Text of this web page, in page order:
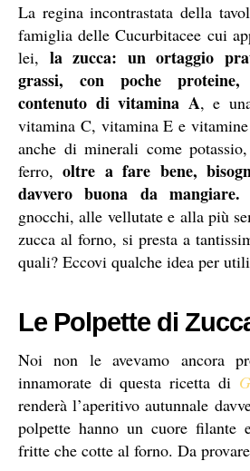
La regina incontrastata della
famiglia delle Cucurbitacee cui
lei, la zucca: un ortaggio
grassi, con poche proteine,
contenuto di vitamina A, e
vitamina C, vitamina E e
anche di minerali come
ferro,oltre a fare bene,
davvero buona da mangiare.
gnocchi, alle vellutate e alla più
zucca al forno, si presta a
quali? Eccovi qualche idea per
Le Polpette di
Noi non le avevamo ancora
innamorate di questa ricetta di
renderà l’aperitivo autunnale
polpette hanno un cuore filante
fritte che cotte al forno. Da